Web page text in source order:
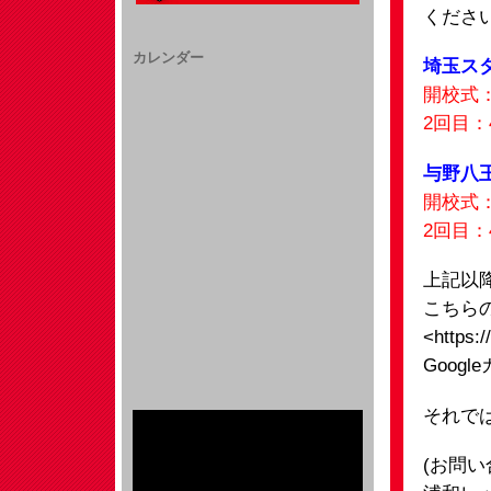
くださ
埼玉ス
開校式
2回目
与野八
開校式
2回目
上記以
こちら
Google
それで
(お問い
カレンダー